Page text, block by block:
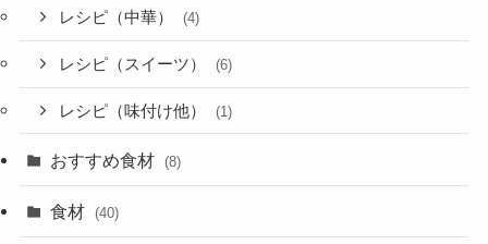
レシピ（中華） (4)
レシピ（スイーツ） (6)
レシピ（味付け他） (1)
おすすめ食材 (8)
食材 (40)